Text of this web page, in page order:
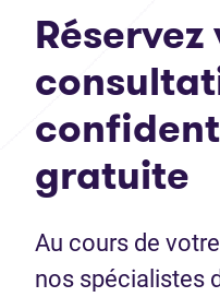
gratuite
Au cours de
nos spécialistes